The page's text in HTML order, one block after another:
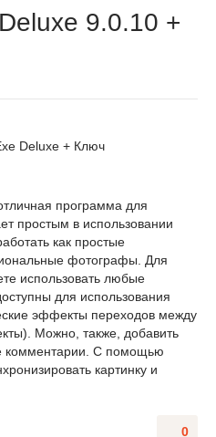
9.0.10 +
программа для
простым в использовании
как простые
фотографы. Для
использовать любые
для использования
эффекты переходов между
Можно, также, добавить
комментарии. С помощью
картинку и
0